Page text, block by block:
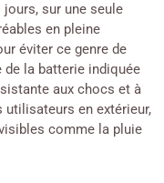
sur une seule
en pleine
éviter ce genre de
de la batterie indiquée
aux chocs et à
utilisateurs en extérieur,
comme la pluie